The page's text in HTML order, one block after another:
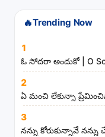
t
a
n
d
m
i
n
🔥Trending Now
1
ఓ సోదరా అందుకో | O
2
ఏ మంచి లేకున్నా
3
నన్ను కోరుకున్నావే